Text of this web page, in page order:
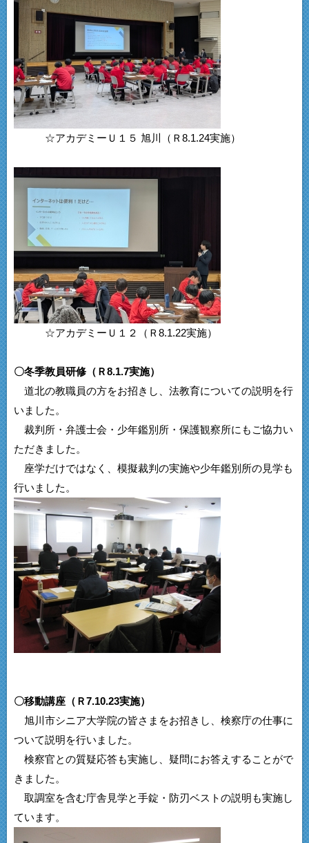
☆アカデミーＵ１５ 旭川（Ｒ8.1.24実施）
☆アカデミーＵ１２（Ｒ8.1.22実施）
〇冬季教員研修（Ｒ8.1.7実施）
道北の教職員の方をお招きし、法教育についての説明を行
いました。
裁判所・弁護士会・少年鑑別所・保護観察所にもご協力い
ただきました。
座学だけではなく、模擬裁判の実施や少年鑑別所の見学も
行いました。
〇移動講座（Ｒ7.10.23実施）
旭川市シニア大学院の皆さまをお招きし、検察庁の仕事に
ついて説明を行いました。
検察官との質疑応答も実施し、疑問にお答えすることがで
きました。
取調室を含む庁舎見学と手錠・防刃ベストの説明も実施し
ています。